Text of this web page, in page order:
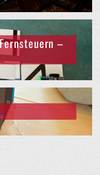
–